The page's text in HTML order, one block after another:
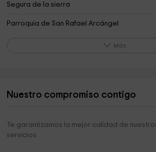
Segura de la sierra
Parroquia de San Rafael Arcángel
Iglesia Cristiana Evangélica De La Sierra De
Cosmolarium. Castillo de Hornos de Segura.
Ayuntamiento De Hornos
Más
Nuestro compromiso contigo
Te garantizamos la mejor calidad de
servicios